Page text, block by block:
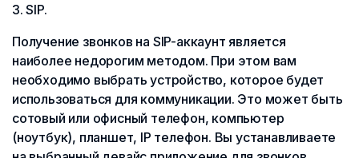
SIP.
Получение звонков на SIP-аккаунт является
наиболее недорогим методом. При этом вам
необходимо выбрать устройство, которое будет
использоваться для коммуникации. Это может быть
сотовый или офисный телефон, компьютер
(ноутбук), планшет, IP телефон. Вы устанавливаете